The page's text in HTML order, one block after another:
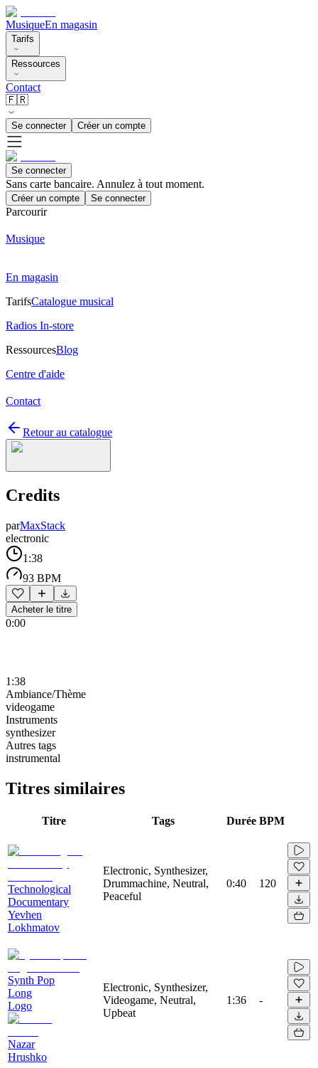
MusiqueEn magasin
Tarifs
Ressources
Contact
🇫🇷
Se connecter Créer un compte
Se connecter
Sans carte bancaire. Annulez à tout moment.
Créer un compte Se connecter
Parcourir
Musique
En magasin
TarifsCatalogue musical
Radios In-store
RessourcesBlog
Centre d'aide
Contact
Retour au catalogue
Credits
parMaxStack
electronic
1:38
93 BPM
Acheter le titre
0:00
1:38
Ambiance/Thème
videogame
Instruments
synthesizer
Autres tags
instrumental
Titres similaires
Titre Tags Durée BPM
Technological
Documentary
Yevhen
Lokhmatov
Electronic, Synthesizer,
Drummachine, Neutral,
Peaceful
0:40 120
Synth Pop
Long
Logo
Nazar
Hrushko
Electronic, Synthesizer,
Videogame, Neutral,
Upbeat
1:36 -